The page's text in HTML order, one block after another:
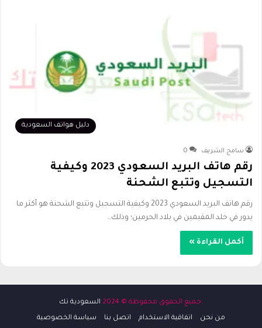
دليل هواتف السعودية
سامح الشريف 0
رقم هاتف البريد السعودي 2023 وكيفية
التسجيل وتتبع الشحنة
رقم هاتف البريد السعودي 2023 وكيفية التسجيل وتتبع الشحنة هو أكثر ما
يدور في خلد المقيمين في بلاد الحرمين؛ وذلك…
أكمل القراءة »
:جميع الحقوق محفوظة © 2024 السعودية تك
من نحن اتفاقية الاستخدام اتصل بنا سياسة الخصوصية